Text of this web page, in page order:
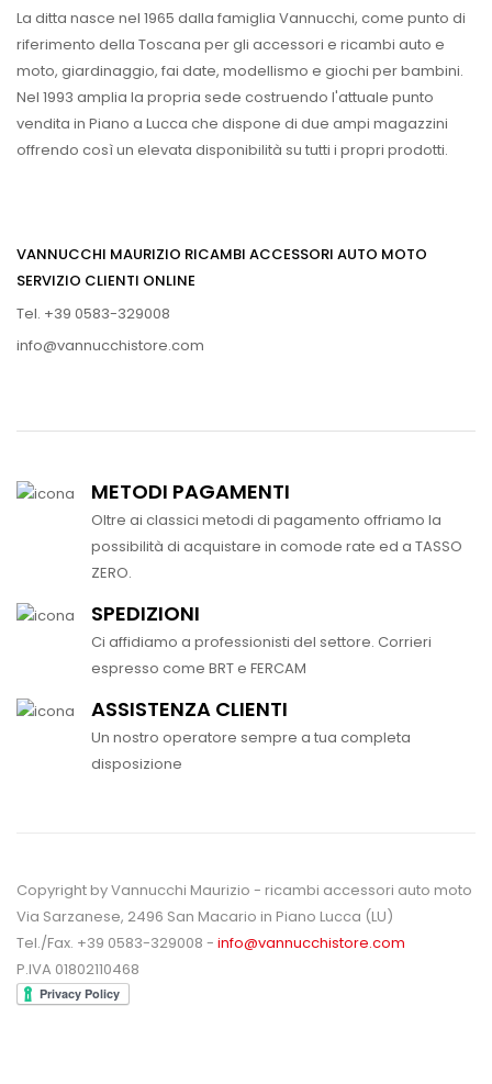
La ditta nasce nel 1965 dalla famiglia Vannucchi, come punto di
riferimento della Toscana per gli accessori e ricambi auto e
moto, giardinaggio, fai date, modellismo e giochi per bambini.
Nel 1993 amplia la propria sede costruendo l'attuale punto
vendita in Piano a Lucca che dispone di due ampi magazzini
offrendo così un elevata disponibilità su tutti i propri prodotti.
VANNUCCHI MAURIZIO RICAMBI ACCESSORI AUTO MOTO
SERVIZIO CLIENTI ONLINE
Tel. +39 0583-329008
info@vannucchistore.com
METODI PAGAMENTI
Oltre ai classici metodi di pagamento offriamo la
possibilità di acquistare in comode rate ed a TASSO
ZERO.
SPEDIZIONI
Ci affidiamo a professionisti del settore. Corrieri
espresso come BRT e FERCAM
ASSISTENZA CLIENTI
Un nostro operatore sempre a tua completa
disposizione
Copyright by Vannucchi Maurizio - ricambi accessori auto moto
Via Sarzanese, 2496 San Macario in Piano Lucca (LU)
Tel./Fax. +39 0583-329008 - info@vannucchistore.com
P.IVA 01802110468